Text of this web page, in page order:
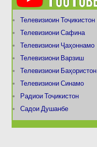
Телевизиоин Тоҷикистон
Телевизиони Сафина
Телевизиони Ҷаҳоннамо
Телевизиони Варзиш
Телевизиони Баҳористон
Телевизиони Синамо
Радиои Тоҷикистон
Садои Душанбе